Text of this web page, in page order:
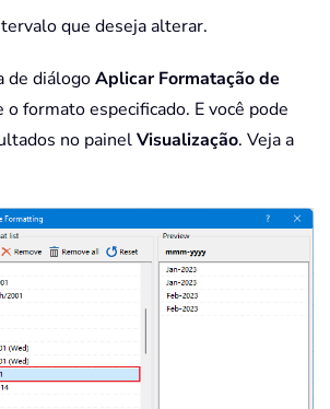
que deseja alterar.
de diálogoAplicar Formatação de
o formato especificado. E você pode
no painelVisualização. Veja a